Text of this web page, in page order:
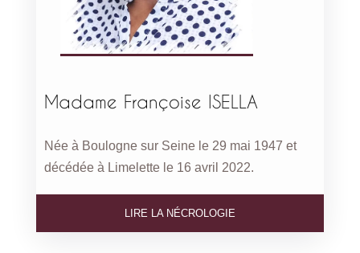
Madame Françoise ISELLA
Née à Boulogne sur Seine le 29 mai 1947 et
décédée à Limelette le 16 avril 2022.
LIRE LA NÉCROLOGIE